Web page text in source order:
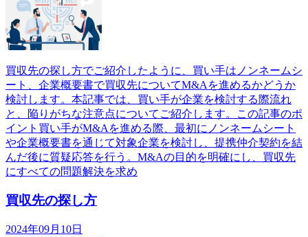
買収先の探し方でご紹介したように、買い手はノンネームシ
ート、企業概要書で買収先についてM&Aを進めるかどうか
検討します。本記事では、買い手が企業を検討する際流れ
と、陥りがちな注意点についてご紹介します。この記事のポ
イント買い手がM&Aを進める際、最初にノンネームシート
や企業概要書を通じて対象企業を検討し、提携仲介契約を結
んだ後に質疑応答を行う。M&Aの目的を明確にし、買収先
にすべての問題解決を求め
買収先の探し方
2024年09月10日